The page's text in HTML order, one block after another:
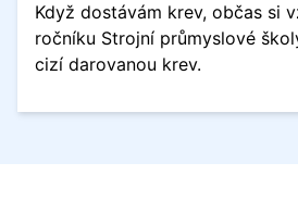
Když dostávám krev, občas si
ročníku Strojní průmyslové
cizí darovanou krev.